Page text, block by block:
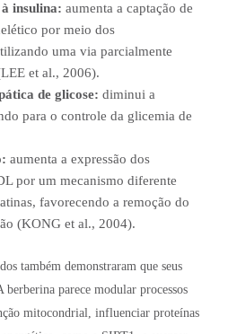
insulina: aumenta a captação de
por meio dos
uma via parcialmente
et al., 2006).
de glicose: diminui a
para o controle da glicemia de
aumenta a expressão dos
por um mecanismo diferente
favorecendo a remoção do
(KONG et al., 2004).
também demonstraram que seus
parece modular processos
mitocondrial, influenciar proteínas